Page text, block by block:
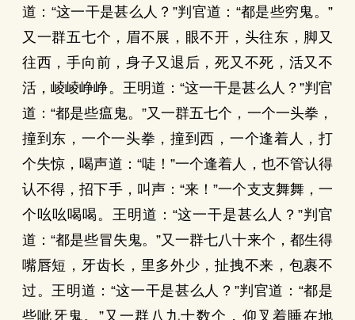
道：“这一干是甚么人？”判官道：“都是些穷鬼。”
又一群五七个，眉不展，眼不开，头往东，脚又
往西，手向前，身子又退后，死又不死，活又不
活，崚崚峥峥。王明道：“这一干是甚么人？”判官
道：“都是些瘟鬼。”又一群五七个，一个一头拳，
撞到东，一个一头拳，撞到西，一个逢着人，打
个失惊，喝声道：“唗！”一个逢着人，也不管认得
认不得，招下手，叫声：“来！”一个支支舞舞，一
个吆吆喝喝。王明道：“这一干是甚么人？”判官
道：“都是些冒失鬼。”又一群七八十来个，都生得
嘴唇短，牙齿长，里多外少，扯拽不来，包裹不
过。王明道：“这一干是甚么人？”判官道：“都是
些呲牙鬼。”又一群八九十数个，仰叉着睡在地